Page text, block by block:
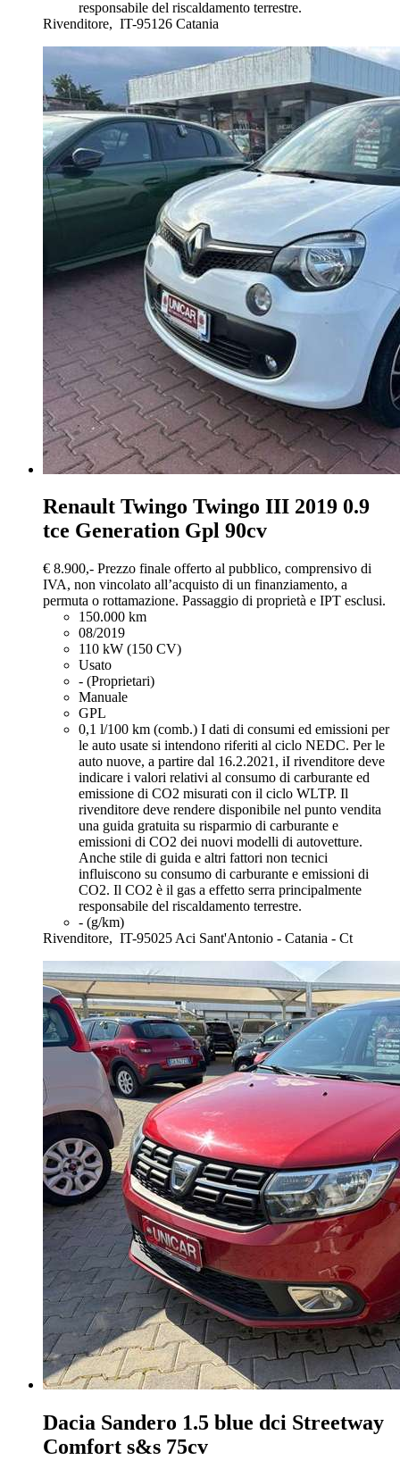
responsabile del riscaldamento terrestre.
Rivenditore, IT-95126 Catania
Renault Twingo Twingo III 2019 0.9
tce Generation Gpl 90cv
€ 8.900,- Prezzo finale offerto al pubblico, comprensivo di
IVA, non vincolato all’acquisto di un finanziamento, a
permuta o rottamazione. Passaggio di proprietà e IPT esclusi.
150.000 km
08/2019
110 kW (150 CV)
Usato
- (Proprietari)
Manuale
GPL
0,1 l/100 km (comb.) I dati di consumi ed emissioni per
le auto usate si intendono riferiti al ciclo NEDC. Per le
auto nuove, a partire dal 16.2.2021, iI rivenditore deve
indicare i valori relativi al consumo di carburante ed
emissione di CO2 misurati con il ciclo WLTP. Il
rivenditore deve rendere disponibile nel punto vendita
una guida gratuita su risparmio di carburante e
emissioni di CO2 dei nuovi modelli di autovetture.
Anche stile di guida e altri fattori non tecnici
influiscono su consumo di carburante e emissioni di
CO2. Il CO2 è il gas a effetto serra principalmente
responsabile del riscaldamento terrestre.
- (g/km)
Rivenditore, IT-95025 Aci Sant'Antonio - Catania - Ct
Dacia Sandero 1.5 blue dci Streetway
Comfort s&s 75cv